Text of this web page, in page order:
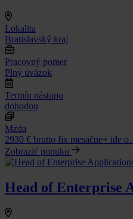
Lokalita
Bratislavský kraj
Pracovný pomer
Plný úväzok
Termín nástupu
dohodou
Mzda
2930 € brutto fix mesačne+ ide
Zobraziť ponuku
Head of Enterprise